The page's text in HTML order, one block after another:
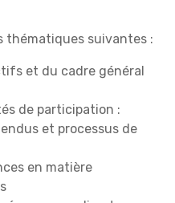
thématiques suivantes :
et du cadre général
de participation :
et processus de
en matière